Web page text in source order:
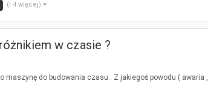
(i 4 więcej)
w czasie ?
do budowania czasu . Z jakiegoś powodu ( awaria